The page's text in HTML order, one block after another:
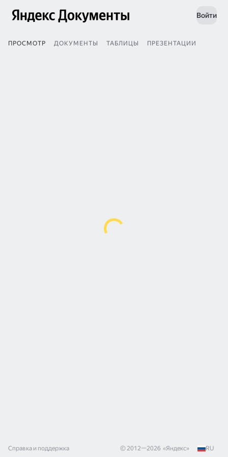
Войти
ПРОСМОТР ДОКУМЕНТЫ ТАБЛИЦЫ ПРЕЗЕНТАЦИИ
Справка и поддержка © 2012—2026 «Яндекс» RU